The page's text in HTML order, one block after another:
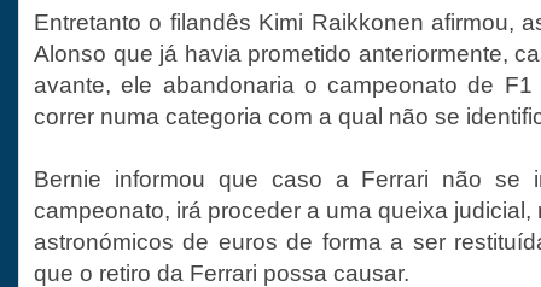
Entretanto o filandês Kimi Raikkonen afirmou,
Alonso que já havia prometido anteriormente,
avante, ele abandonaria o campeonato de
correr numa categoria com a qual não se
Bernie informou que caso a Ferrari não se
campeonato, irá proceder a uma queixa
astronómicos de euros de forma a ser
que o retiro da Ferrari possa causar.